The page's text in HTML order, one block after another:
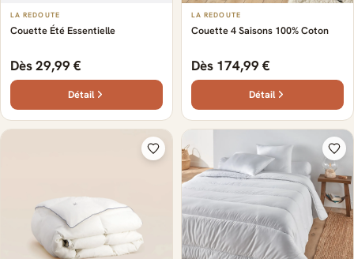
LA REDOUTE
Couette Été Essentielle
Dès 29,99 €
Détail
LA REDOUTE
Couette 4 Saisons 100% Coton
Dès 174,99 €
Détail